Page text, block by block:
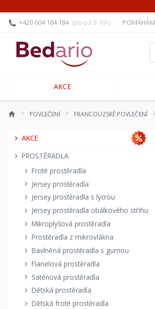
+420 604 184 184 (po-pá 8-16h)
AKCE
POVLEČENÍ FRANCOUZSKÉ POVLEČENÍ
AKCE
PROSTĚRADLA
Froté prostěradla
Jersey prostěradla
Jersey prostěradla s lycrou
Jersey prostěradla obálkového střihu
Mikroplyšová prostěradla
Prostěradla z mikrovlákna
Bavlněná prostěradla s gumou
Flanelová prostěradla
Saténová prostěradla
Dětská prostěradla
Dětská froté prostěradla